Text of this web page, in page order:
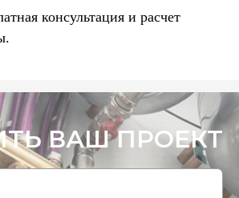
консультация и расчет
ВАШ ПРОЕКТ